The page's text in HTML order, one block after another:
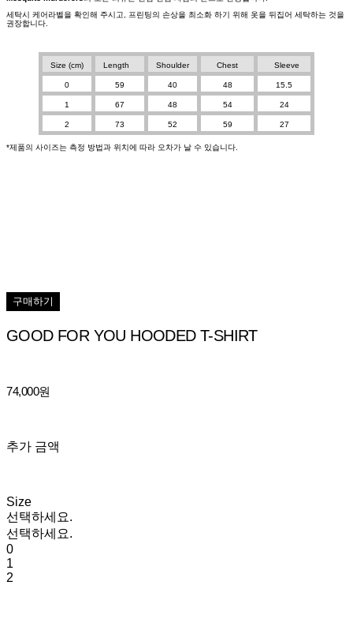
세탁시 케어라벨을 확인해 주시고, 프린팅의 손상을 최소화 하기 위해 옷을 뒤집어 세탁하는 것을
권장합니다.
Size (cm) Length Shoulder Chest Sleeve
0 59 40 48 15.5
1 67 48 54 24
2 73 52 59 27
*제품의 사이즈는 측정 방법과 위치에 따라 오차가 날 수 있습니다.
구매하기
GOOD FOR YOU HOODED T-SHIRT
74,000원
추가 금액
Size
선택하세요.
선택하세요.
0
1
2